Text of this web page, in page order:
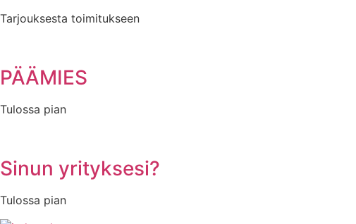
Tarjouksesta toimitukseen
PÄÄMIES
Tulossa pian
Sinun yrityksesi?
Tulossa pian